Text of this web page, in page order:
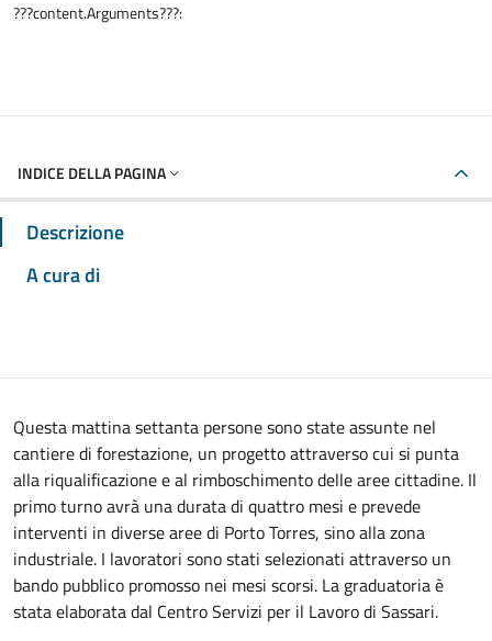
???content.Arguments???:
INDICE DELLA PAGINA
Descrizione
A cura di
Questa mattina settanta persone sono state assunte nel
cantiere di forestazione, un progetto attraverso cui si punta
alla riqualificazione e al rimboschimento delle aree cittadine. Il
primo turno avrà una durata di quattro mesi e prevede
interventi in diverse aree di Porto Torres, sino alla zona
industriale. I lavoratori sono stati selezionati attraverso un
bando pubblico promosso nei mesi scorsi. La graduatoria è
stata elaborata dal Centro Servizi per il Lavoro di Sassari.